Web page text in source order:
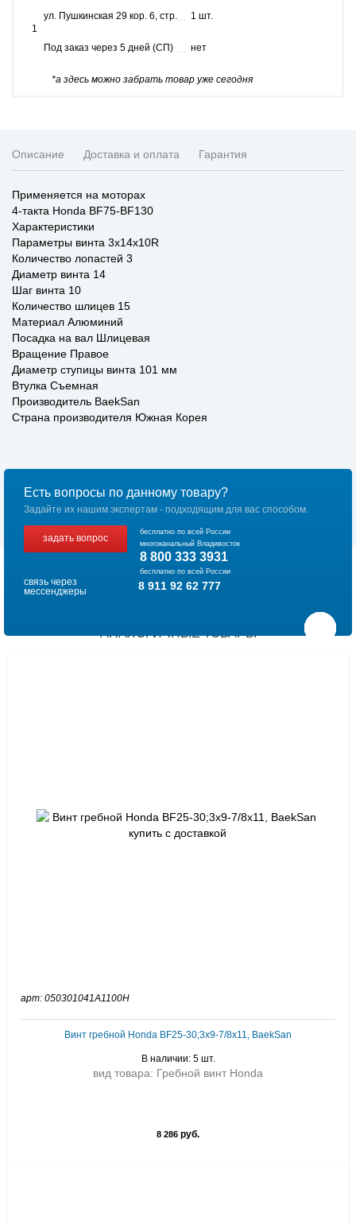
ул. Пушкинская 29 кор. 6, стр.
1
1 шт.
Под заказ через 5 дней (СП) нет
*а здесь можно забрать товар уже сегодня
Описание Доставка и оплата Гарантия
Применяется на моторах
4-такта Honda BF75-BF130
Характеристики
Параметры винта 3x14x10R
Количество лопастей 3
Диаметр винта 14
Шаг винта 10
Количество шлицев 15
Материал Алюминий
Посадка на вал Шлицевая
Вращение Правое
Диаметр ступицы винта 101 мм
Втулка Съемная
Производитель BaekSan
Страна производителя Южная Корея
Есть вопросы по данному товару?
Задайте их нашим экспертам - подходящим для вас способом.
задать вопрос
бесплатно по всей России
многоканальный Владивосток
8 800 333 3931
бесплатно по всей России
связь через
мессенджеры
8 911 92 62 777
АНАЛОГИЧНЫЕ ТОВАРЫ
арт: 050301041A1100H
Винт гребной Honda BF25-30;3x9-7/8x11, BaekSan
В наличии: 5 шт.
вид товара: Гребной винт Honda
8 286 руб.